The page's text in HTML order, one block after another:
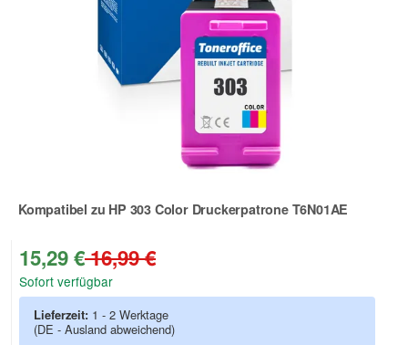
Kompatibel zu HP 303 Color Druckerpatrone T6N01AE
Zur Artikelbewertung
15,29 €16,99 €
Sofort verfügbar
Lieferzeit: 1 - 2 Werktage
(DE - Ausland abweichend)